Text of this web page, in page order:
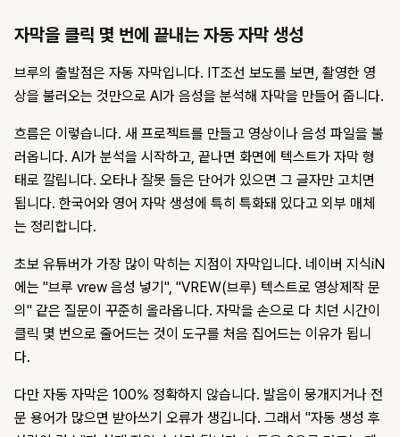
자막을 클릭 몇 번에 끝내는 자동 자막 생성
브루의 출발점은 자동 자막입니다. IT조선 보도를 보면, 촬영한 영
상을 불러오는 것만으로 AI가 음성을 분석해 자막을 만들어 줍니다.
흐름은 이렇습니다. 새 프로젝트를 만들고 영상이나 음성 파일을 불
러옵니다. AI가 분석을 시작하고, 끝나면 화면에 텍스트가 자막 형
태로 깔립니다. 오타나 잘못 들은 단어가 있으면 그 글자만 고치면
됩니다. 한국어와 영어 자막 생성에 특히 특화돼 있다고 외부 매체
는 정리합니다.
초보 유튜버가 가장 많이 막히는 지점이 자막입니다. 네이버 지식iN
에는 "브루 vrew 음성 넣기", "VREW(브루) 텍스트로 영상제작 문
의" 같은 질문이 꾸준히 올라옵니다. 자막을 손으로 다 치던 시간이
클릭 몇 번으로 줄어드는 것이 도구를 처음 집어드는 이유가 됩니
다.
다만 자동 자막은 100% 정확하지 않습니다. 발음이 뭉개지거나 전
문 용어가 많으면 받아쓰기 오류가 생깁니다. 그래서 "자동 생성 후